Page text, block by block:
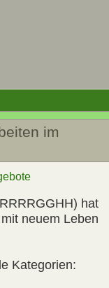
im
hat
mit neuem Leben
Kategorien: